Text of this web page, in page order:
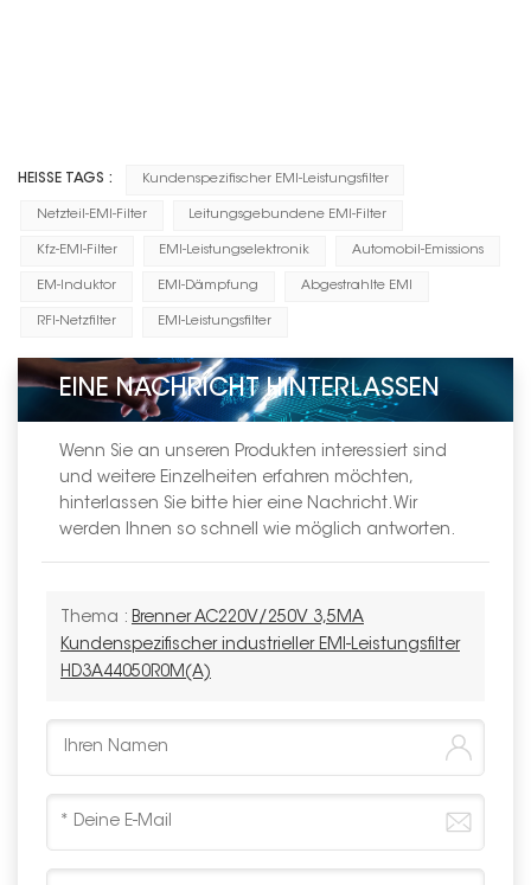
HEISSE TAGS : Kundenspezifischer EMI-Leistungsfilter
Netzteil-EMI-Filter Leitungsgebundene EMI-Filter
Kfz-EMI-Filter EMI-Leistungselektronik Automobil-Emissions
EM-Induktor EMI-Dämpfung Abgestrahlte EMI
RFI-Netzfilter EMI-Leistungsfilter
EINE NACHRICHT HINTERLASSEN
Wenn Sie an unseren Produkten interessiert sind
und weitere Einzelheiten erfahren möchten,
hinterlassen Sie bitte hier eine Nachricht. Wir
werden Ihnen so schnell wie möglich antworten.
Thema : Brenner AC220V/250V 3,5MA
Kundenspezifischer industrieller EMI-Leistungsfilter
HD3A44050R0M(A)